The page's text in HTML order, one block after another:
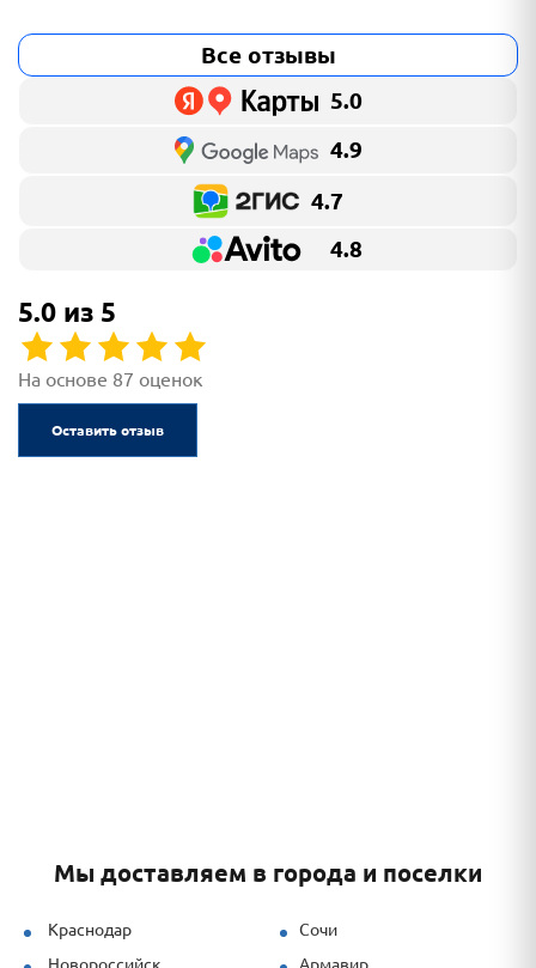
Все отзывы
5.0
4.9
4.7
4.8
5.0 из 5
На основе 87 оценок
Оставить отзыв
Мы доставляем в города и поселки
Краснодар
Сочи
Новороссийск
Армавир